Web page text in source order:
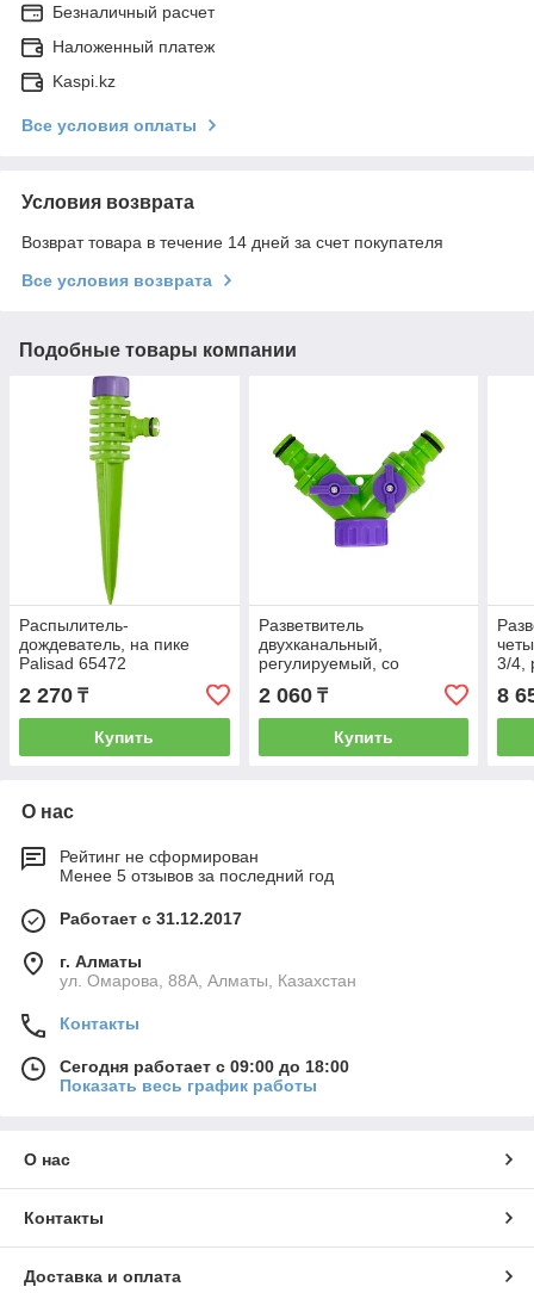
Безналичный расчет
Наложенный платеж
Kaspi.kz
Все условия оплаты
Условия возврата
Возврат товара в течение 14 дней за счет покупателя
Все условия возврата
Подобные товары компании
Распылитель-
дождеватель, на пике
Palisad 65472
2 270 ₸
Купить
Разветвитель
двухканальный,
регулируемый, со
штуцерами Palisad 66426
2 060₸
Купить
3/4,
8
О нас
Рейтинг не сформирован
Менее 5 отзывов за последний год
Работает с 31.12.2017
г. Алматы
ул. Омарова, 88А, Алматы, Казахстан
Контакты
Сегодня работает с 09:00 до 18:00
Показать весь график работы
О нас
Контакты
Доставка и оплата